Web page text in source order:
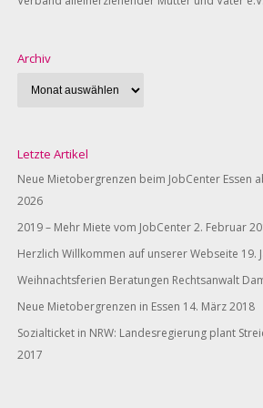
Archiv
Letzte Artikel
Neue Mietobergrenzen beim JobCenter Essen
2026
2019 – Mehr Miete vom JobCenter2. Februar
Herzlich Willkommen auf unserer Webseite 19.
Weihnachtsferien Beratungen Rechtsanwalt
Neue Mietobergrenzen in Essen 14. März 2018
Sozialticket in NRW: Landesregierung plant
2017